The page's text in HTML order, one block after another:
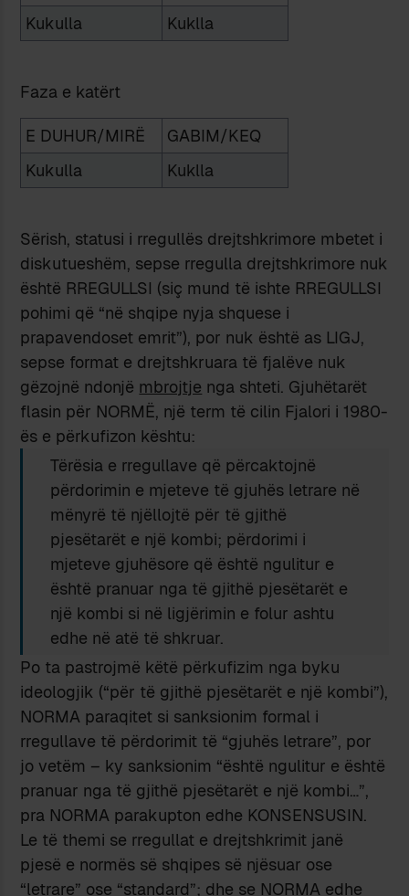
Kukulla Kuklla
Faza e katërt
E DUHUR/MIRË
GABIM/KEQ
Kukulla
Kuklla
Sërish, statusi i rregullës drejtshkrimore mbetet i
diskutueshëm, sepse rregulla drejtshkrimore nuk
është RREGULLSI (siç mund të ishte RREGULLSI
pohimi që “në shqipe nyja shquese i
prapavendoset emrit”), por nuk është as LIGJ,
sepse format e drejtshkruara të fjalëve nuk
gëzojnë ndonjë mbrojtje nga shteti. Gjuhëtarët
flasin për NORMË, një term të cilin Fjalori i 1980-
ës e përkufizon kështu:
Tërësia e rregullave që përcaktojnë
përdorimin e mjeteve të gjuhës letrare në
mënyrë të njëllojtë për të gjithë
pjesëtarët e një kombi; përdorimi i
mjeteve gjuhësore që është ngulitur e
është pranuar nga të gjithë pjesëtarët e
një kombi si në ligjërimin e folur ashtu
edhe në atë të shkruar.
Po ta pastrojmë këtë përkufizim nga byku
ideologjik (“për të gjithë pjesëtarët e një kombi”),
NORMA paraqitet si sanksionim formal i
rregullave të përdorimit të “gjuhës letrare”, por
jo vetëm – ky sanksionim “është ngulitur e është
pranuar nga të gjithë pjesëtarët e një kombi…”,
pra NORMA parakupton edhe KONSENSUSIN.
Le të themi se rregullat e drejtshkrimit janë
pjesë e normës së shqipes së njësuar ose
“letrare” ose “standard”; dhe se NORMA edhe